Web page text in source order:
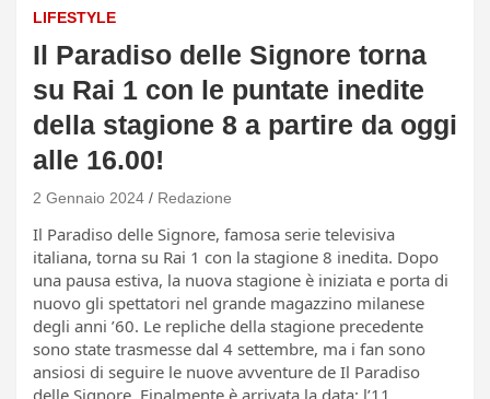
LIFESTYLE
Il Paradiso delle Signore torna
su Rai 1 con le puntate inedite
della stagione 8 a partire da oggi
alle 16.00!
2 Gennaio 2024 Redazione
Il Paradiso delle Signore, famosa serie televisiva
italiana, torna su Rai 1 con la stagione 8 inedita. Dopo
una pausa estiva, la nuova stagione è iniziata e porta di
nuovo gli spettatori nel grande magazzino milanese
degli anni ’60. Le repliche della stagione precedente
sono state trasmesse dal 4 settembre, ma i fan sono
ansiosi di seguire le nuove avventure de Il Paradiso
delle Signore. Finalmente è arrivata la data: l’11